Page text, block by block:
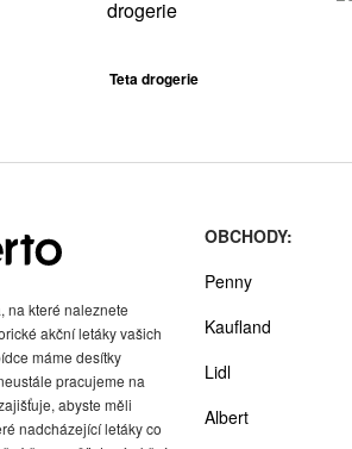
Teta drogerie
na které naleznete
akční letáky vašich
máme desítky
pracujeme na
abyste měli
nadcházející letáky co
OBCHODY:
Penny
Kaufland
Lidl
Albert